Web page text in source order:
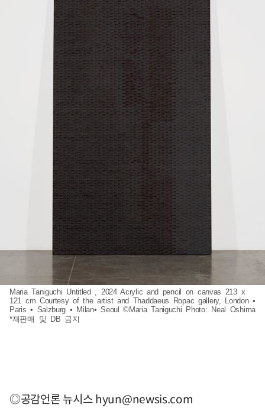
Maria Taniguchi Untitled , 2024 Acrylic and pencil on canvas 213 x
121 cm Courtesy of the artist and Thaddaeus Ropac gallery, London •
Paris • Salzburg • Milan• Seoul ©Maria Taniguchi Photo: Neal Oshima
*재판매 및 DB 금지
◎공감언론 뉴시스hyun@newsis.com